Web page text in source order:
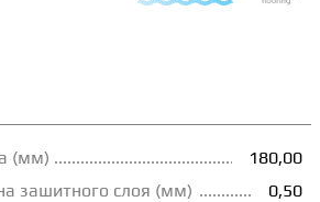
(мм)
180,00
зашитного слоя (мм)
0,50